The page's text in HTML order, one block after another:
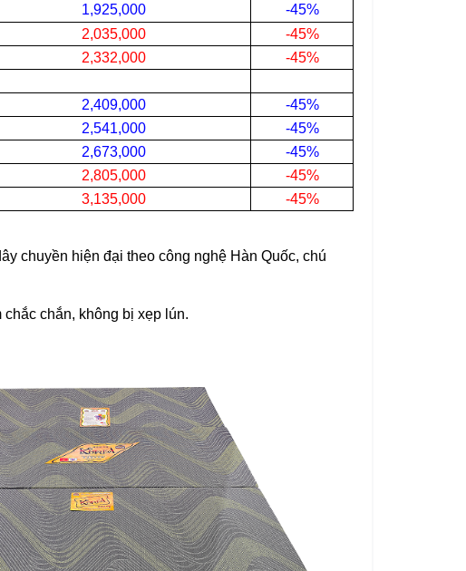
1,925,000
-45%
2,035,000
-45%
2,332,000 -45%
2,409,000
-45%
2,541,000
-45%
2,673,000
-45%
2,805,000
-45%
3,135,000 -45%
chuyền hiện đại theo công nghệ Hàn Quốc, chú
chắn, không bị xẹp lún.